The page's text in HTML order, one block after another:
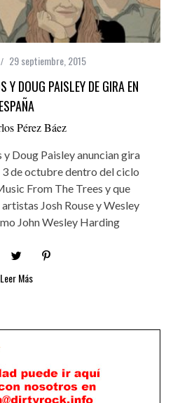
29 septiembre, 2015
Y DOUG PAISLEY DE GIRA EN
ESPAÑA
Pérez Báez
y Doug Paisley anuncian gira
de octubre dentro del ciclo
From The Trees y que
Josh Rouse y Wesley
John Wesley Harding
Leer Más